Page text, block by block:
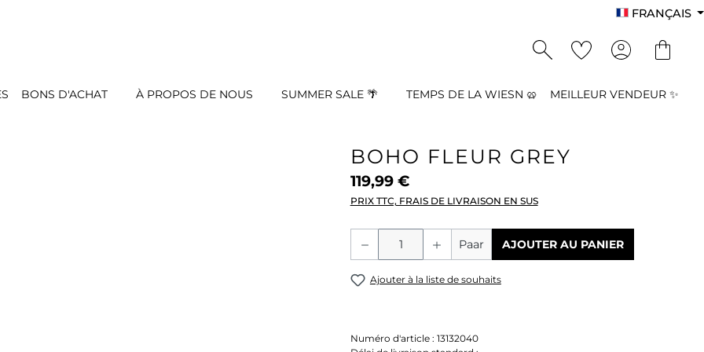
FRANÇAIS
BONS D'ACHAT À PROPOS DE NOUS SUMMER SALE 🌴 TEMPS DE LA WIESN 🥨 MEILLEUR VENDEUR ✨
BOHO FLEUR GREY
119,99 €
PRIX TTC, FRAIS DE LIVRAISON EN SUS
Quantité de produit : Entrez la
Paar AJOUTER AU PANIER
Ajouter à la liste de souhaits
Numéro d'article : 13132040